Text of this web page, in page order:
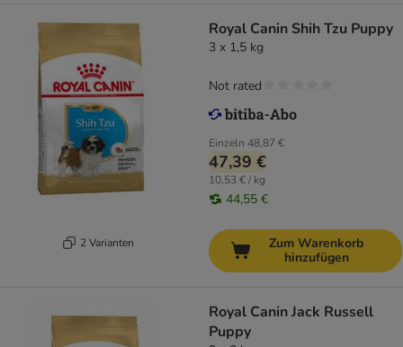
2 Varianten
Royal Canin Shih Tzu Puppy
3 x 1,5 kg
Einzeln 48,87 €
47,39 €
10,53 € / kg
44,55 €
Not rated
Zum Warenkorb
hinzufügen
Royal Canin Jack Russell
Puppy